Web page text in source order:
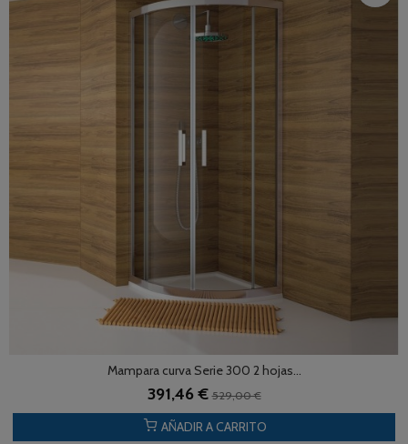
Mampara curva Serie 300 2 hojas...
391,46 €529,00 €
AÑADIR A CARRITO